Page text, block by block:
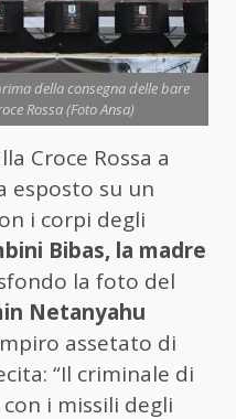
della consegna delle bare
Rossa (Foto Ansa)
Croce Rossa a
esposto su un
i corpi degli
Bibas, la madre
la foto del
Netanyahu
assetato di
“Il criminale di
i missili degli